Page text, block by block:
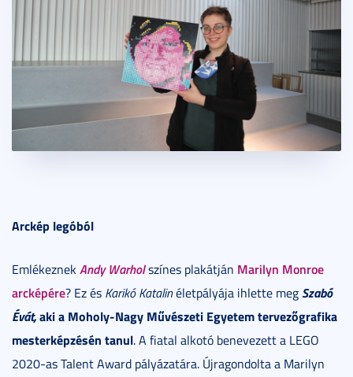
Arckép legóból
EmlékeznekAndy Warholszínes plakátján Marilyn Monroe
arcképére? Ez és Karikó Katalinéletpályája ihlette meg Szabó
Évát,aki a Moholy-Nagy Művészeti Egyetem tervezőgrafika
mesterképzésén tanul. A fiatal alkotó benevezett a LEGO
2020-as Talent Award pályázatára. Újragondolta a Marilyn